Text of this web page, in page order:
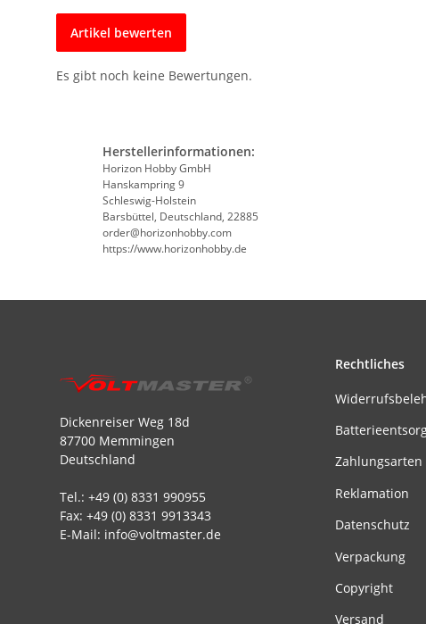
Artikel bewerten
Es gibt noch keine Bewertungen.
Herstellerinformationen:
Horizon Hobby GmbH
Hanskampring 9
Schleswig-Holstein
Barsbüttel, Deutschland, 22885
order@horizonhobby.com
https://www.horizonhobby.de
Dickenreiser Weg 18d
87700 Memmingen
Deutschland
Tel.: +49 (0) 8331 990955
Fax: +49 (0) 8331 9913343
E-Mail: info@voltmaster.de
Rechtliches
Zahlungsarten
Reklamation
Datenschutz
Verpackung
Copyright
Versand